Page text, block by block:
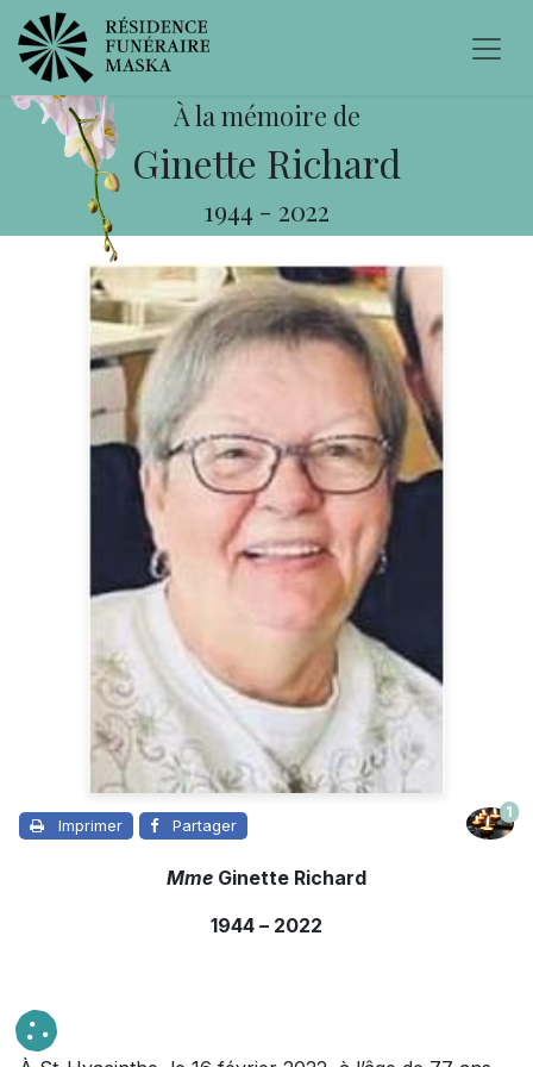
À la mémoire de
Ginette Richard
1944 - 2022
Imprimer Partager
1
Mme Ginette Richard
1944 – 2022